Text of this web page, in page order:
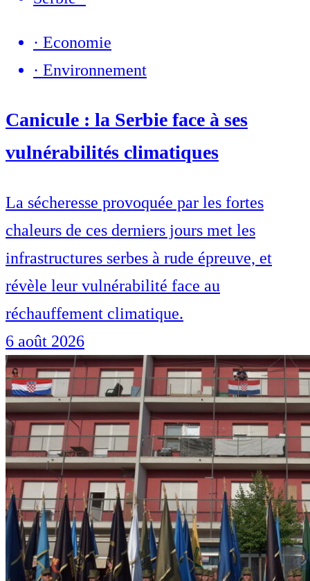
· Economie
· Environnement
Canicule : la Serbie face à ses
vulnérabilités climatiques
La sécheresse provoquée par les fortes
chaleurs de ces derniers jours met les
infrastructures serbes à rude épreuve, et
révèle leur vulnérabilité face au
réchauffement climatique.
6 août 2026